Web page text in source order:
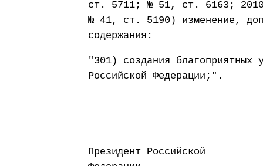
ст. 5711; № 51, ст. 6163;
№ 41, ст. 5190) изменение,
содержания:
"301) создания благоприятных
Российской Федерации;".
Президент Российской